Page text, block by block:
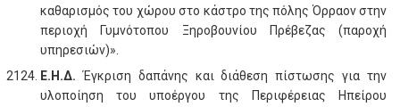
καθαρισμός του χώρου στο κάστρο της πόλης Όρραον στην
περιοχή Γυμνότοπου Ξηροβουνίου Πρέβεζας (παροχή
υπηρεσιών)».
Ε.Η.Δ.Έγκριση δαπάνης και διάθεση πίστωσης για την
υλοποίηση του υποέργου της Περιφέρειας Ηπείρου